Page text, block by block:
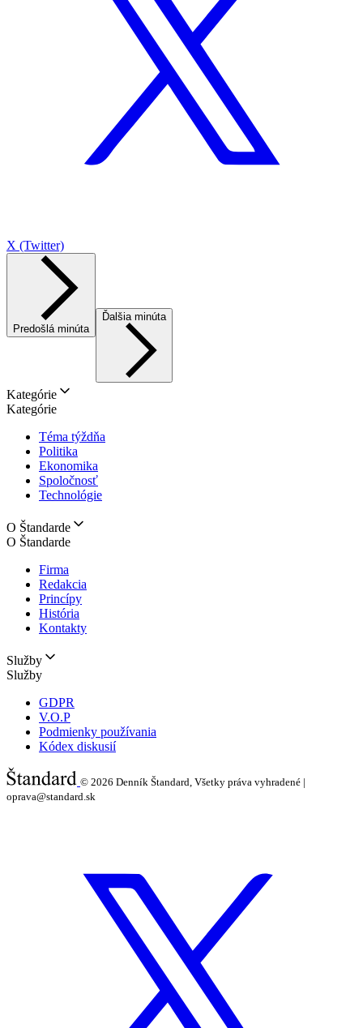
X (Twitter)
Predošlá minúta
Ďalšia minúta
Kategórie
Kategórie
Téma týždňa
Politika
Ekonomika
Spoločnosť
Technológie
O Štandarde
O Štandarde
Firma
Redakcia
Princípy
História
Kontakty
Služby
Služby
GDPR
V.O.P
Podmienky používania
Kódex diskusií
© 2026 Denník Štandard, Všetky práva vyhradené |
oprava@standard.sk